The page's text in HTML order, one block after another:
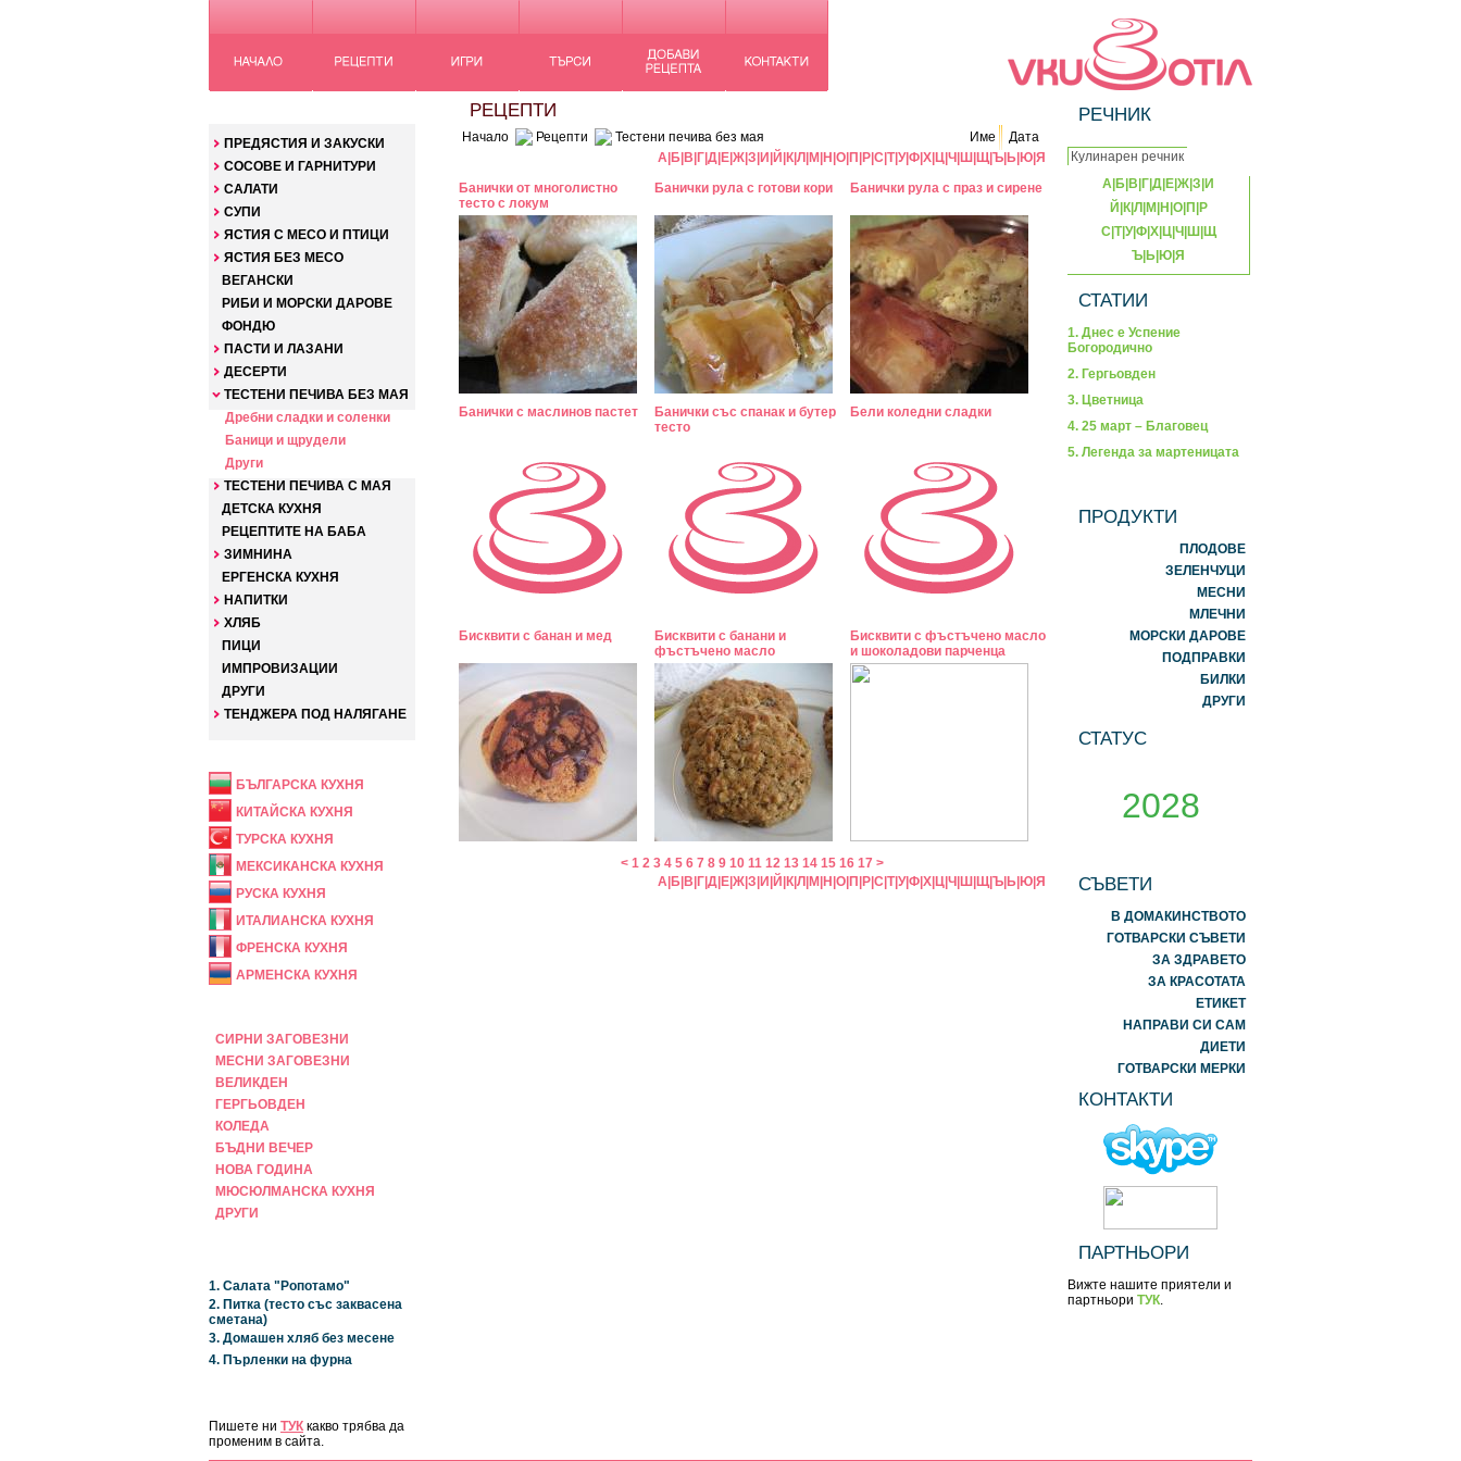
ПРЕДЯСТИЯ И ЗАКУСКИ
СОСОВЕ И ГАРНИТУРИ
САЛАТИ
СУПИ
ЯСТИЯ С МЕСО И ПТИЦИ
ЯСТИЯ БЕЗ МЕСО
ВЕГАНСКИ
РИБИ И МОРСКИ ДАРОВЕ
ФОНДЮ
ПАСТИ И ЛАЗАНИ
ДЕСЕРТИ
ТЕСТЕНИ ПЕЧИВА БЕЗ МАЯ
Дребни сладки и соленки
Баници и щрудели
Други
ТЕСТЕНИ ПЕЧИВА С МАЯ
ДЕТСКА КУХНЯ
РЕЦЕПТИТЕ НА БАБА
ЗИМНИНА
ЕРГЕНСКА КУХНЯ
НАПИТКИ
ХЛЯБ
ПИЦИ
ИМПРОВИЗАЦИИ
ДРУГИ
ТЕНДЖЕРА ПОД НАЛЯГАНЕ
БЪЛГАРСКА КУХНЯ
КИТАЙСКА КУХНЯ
ТУРСКА КУХНЯ
МЕКСИКАНСКА КУХНЯ
РУСКА КУХНЯ
ИТАЛИАНСКА КУХНЯ
ФРЕНСКА КУХНЯ
АРМЕНСКА КУХНЯ
СИРНИ ЗАГОВЕЗНИ
МЕСНИ ЗАГОВЕЗНИ
ВЕЛИКДЕН
ГЕРГЬОВДЕН
КОЛЕДА
БЪДНИ ВЕЧЕР
НОВА ГОДИНА
МЮСЮЛМАНСКА КУХНЯ
ДРУГИ
1. Салата "Ропотамо"
2. Питка (тесто със заквасена
сметана)
3. Домашен хляб без месене
4. Пърленки на фурна
Пишете ни ТУК какво трябва да
променим в сайта.
РЕЦЕПТИ
Начало Рецепти Тестени печива без мая Име
Дата
А Б В Г Д Е Ж З И Й К Л М Н О П Р С Т|У|Ф Х Ц Ч Ш Щ Ъ Ь Ю Я
Банички от многолистно
тесто с локум
Банички рула с готови кори Банички рула с праз и сирене
Банички с маслинов пастет
Банички със спанак и бутер
тесто
Бели коледни сладки
Бисквити с банан и мед
Бисквити с банани и
фъстъчено масло
Бисквити с фъстъчено масло
и шоколадови парченца
< 1 2 3 4 5 6 7 8 9 10 11 12 13 14 15 16 17 >
А Б В Г Д Е Ж З И Й К Л М Н О П Р С Т|У|Ф Х Ц Ч Ш Щ Ъ Ь Ю Я
РЕЧНИК
А Б В Г Д Е Ж З И
Й К| Л М Н О| П Р
С Т|У|Ф| Х| Ц| Ч Ш Щ
Ъ Ь Ю Я
СТАТИИ
1. Днес е Успение
Богородично
2. Гергьовден
3. Цветница
4. 25 март – Благовец
5. Легенда за мартеницата
ПРОДУКТИ
ПЛОДОВЕ
ЗЕЛЕНЧУЦИ
МЕСНИ
МЛЕЧНИ
МОРСКИ ДАРОВЕ
ПОДПРАВКИ
БИЛКИ
ДРУГИ
СТАТУС
2028
СЪВЕТИ
В ДОМАКИНСТВОТО
ГОТВАРСКИ СЪВЕТИ
ЗА ЗДРАВЕТО
ЗА КРАСОТАТА
ЕТИКЕТ
НАПРАВИ СИ САМ
ДИЕТИ
ГОТВАРСКИ МЕРКИ
КОНТАКТИ
ПАРТНЬОРИ
Вижте нашите приятели и
партньори ТУК.